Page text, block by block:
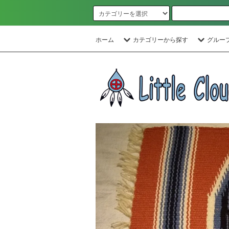
ホーム カテゴリーから探す グルー